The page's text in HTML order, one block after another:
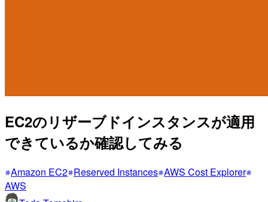
EC2のリザーブドインスタンスが適用
できているか確認してみる
Amazon EC2 Reserved Instances AWS Cost Explorer
AWS